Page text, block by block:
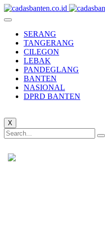
SERANG
TANGERANG
CILEGON
LEBAK
PANDEGLANG
BANTEN
NASIONAL
DPRD BANTEN
X